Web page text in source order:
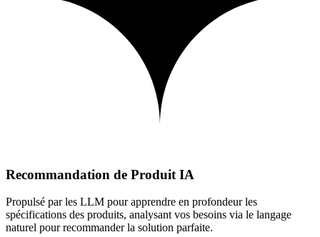
Recommandation de Produit IA
Propulsé par les LLM pour apprendre en profondeur les
spécifications des produits, analysant vos besoins via le langage
naturel pour recommander la solution parfaite.